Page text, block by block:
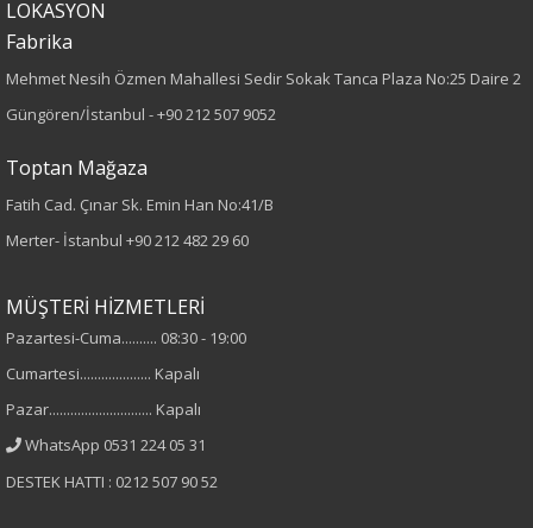
Desen
Desenli
Kumaş
%100 Viskon
Cinsiyet
Kadın
Kol Tipi
Kısa Kol
LOKASYON
Fabrika
Mehmet Nesih Özmen Mahallesi Sedir Sokak Tanca Plaza No:25 Daire 2
Güngören/İstanbul -+90 212 507 9052
Toptan Mağaza
Fatih Cad. Çınar Sk. Emin Han No:41/B
Merter- İstanbul +90 212 482 29 60
MÜŞTERİ HİZMETLERİ
Pazartesi-Cuma.......... 08:30 - 19:00
Cumartesi.................... Kapalı
Pazar............................. Kapalı
WhatsApp 0531 224 05 31
DESTEK HATTI : 0212 507 90 52